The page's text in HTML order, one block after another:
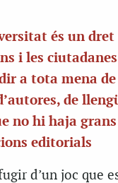
és un
i les
a tota mena
de
no hi haja grans
editorials
d’un joc que